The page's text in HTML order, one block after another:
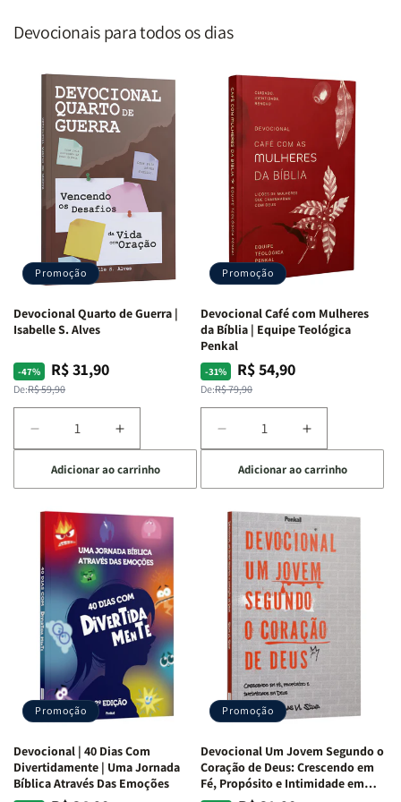
Devocionais para todos os dias
Promoção
Devocional Quarto de Guerra |
Isabelle S. Alves
-47%
Preço
normal
De:R$ 59,90
Preço
promocional
R$ 31,90
Diminuir
a
quantidade
de
Devocional
Quarto
de
Guerra
Isabelle
S.
Alves
Aumentar
a
quantidade
de
Devocional
Quarto
de
Guerra
|
Isabelle
S.
Alves
Adicionar ao carrinho
Promoção
Devocional Café com Mulheres
da Bíblia | Equipe Teológica
Penkal
-31%
Preço
normal
De:R$ 79,90
Preço
promocional
R$ 54,90
Diminuir
a
quantidade
de
Devocional
Café
com
Mulheres
da
Bíblia
Equipe
Teológica
Penkal
Aumentar
a
quantidade
de
Devocional
Café
com
Mulheres
da
Bíblia
|
Equipe
Teológica
Penkal
Adicionar ao carrinho
Promoção
Devocional | 40 Dias Com
Divertidamente | Uma Jornada
Bíblica Através Das Emoções
Promoção
Devocional Um Jovem Segundo o
Coração de Deus: Crescendo em
Fé, Propósito e Intimidade em